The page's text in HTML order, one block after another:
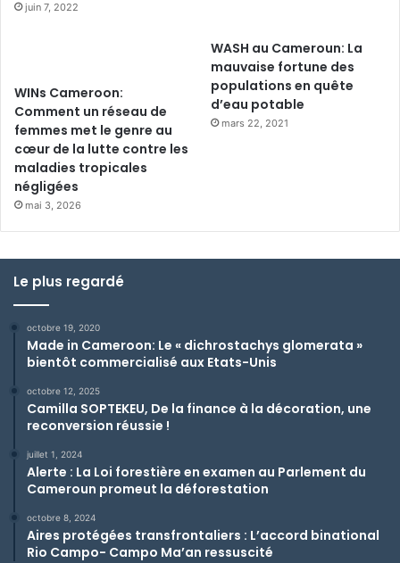
juin 7, 2022
WINs Cameroon:
Comment un réseau de
femmes met le genre au
cœur de la lutte contre les
maladies tropicales
négligées
mai 3, 2026
WASH au Cameroun: La
mauvaise fortune des
populations en quête
d’eau potable
mars 22, 2021
Le plus regardé
octobre 19, 2020
Made in Cameroon: Le « dichrostachys glomerata »
bientôt commercialisé aux Etats-Unis
octobre 12, 2025
Camilla SOPTEKEU, De la finance à la décoration, une
reconversion réussie !
juillet 1, 2024
Alerte : La Loi forestière en examen au Parlement du
Cameroun promeut la déforestation
octobre 8, 2024
Aires protégées transfrontaliers : L’accord binational
Rio Campo- Campo Ma’an ressuscité